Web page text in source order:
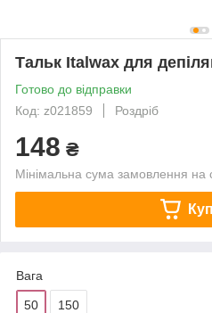
Тальк Italwax для
Готово до відправки
Код: z021859
Роздріб
148 ₴
Мінімальна сума замовлення на
Вага
50 150